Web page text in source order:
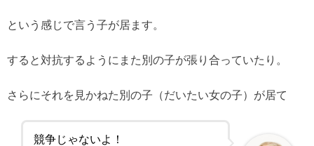
という感じで言う子が居ます。
すると対抗するようにまた別の子が張り合っていたり。
さらにそれを見かねた別の子（だいたい女の子）が居て
競争じゃないよ！